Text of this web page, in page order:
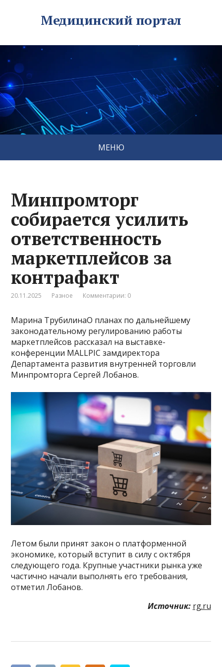
Медицинский портал
МЕНЮ
Минпромторг
собирается усилить
ответственность
маркетплейсов за
контрафакт
20.11.2025 Разное Комментарии: 0
Марина ТрубилинаО планах по дальнейшему
законодательному регулированию работы
маркетплейсов рассказал на выставке-
конференции MALLPIC замдиректора
Департамента развития внутренней торговли
Минпромторга Сергей Лобанов.
Летом были принят закон о платформенной
экономике, который вступит в силу с октября
следующего года. Крупные участники рынка уже
частично начали выполнять его требования,
отметил Лобанов.
Источник: rg.ru